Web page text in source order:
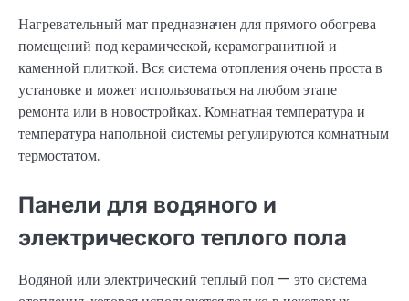
Нагревательный мат предназначен для прямого обогрева
помещений под керамической, керамогранитной и
каменной плиткой. Вся система отопления очень проста в
установке и может использоваться на любом этапе
ремонта или в новостройках. Комнатная температура и
температура напольной системы регулируются комнатным
термостатом.
Панели для водяного и
электрического теплого пола
Водяной или электрический теплый пол — это система